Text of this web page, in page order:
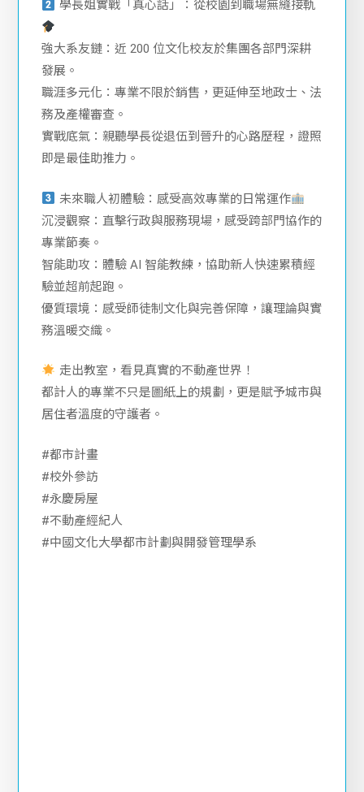
誠實透明：公開透明房價資訊，以科技守護交易安
全。
學長姐實戰「真心話」：從校園到職場無縫接軌
強大系友鏈：近 200 位文化校友於集團各部門深耕
發展。
職涯多元化：專業不限於銷售，更延伸至地政士、法
實戰底氣：親聽學長從退伍到晉升的心路歷程，證照
即是最佳助推力。
未來職人初體驗：感受高效專業的日常運作
沉浸觀察：直擊行政與服務現場，感受跨部門協作的
專業節奏。
智能助攻：體驗 AI 智能教練，協助新人快速累積經
優質環境：感受師徒制文化與完善保障，讓理論與實
都計人的專業不只是圖紙上的規劃，更是賦予城市與
居住者溫度的守護者。
#都市計畫
#校外參訪